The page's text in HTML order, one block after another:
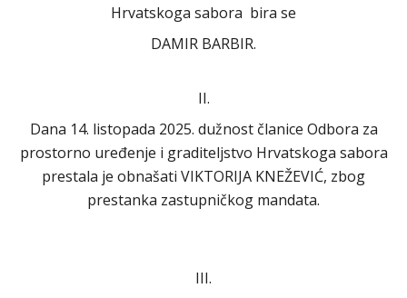
Hrvatskoga sabora bira se
DAMIR BARBIR.
II.
Dana 14. listopada 2025. dužnost članice Odbora za
prostorno uređenje i graditeljstvo Hrvatskoga sabora
prestala je obnašati VIKTORIJA KNEŽEVIĆ, zbog
prestanka zastupničkog mandata.
III.